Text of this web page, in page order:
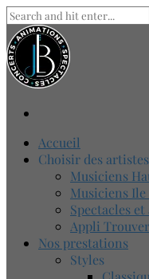
Accueil
Choisir des artistes
Musiciens
Musiciens Ile
Spectacles
Appli
Nos prestations
Styles